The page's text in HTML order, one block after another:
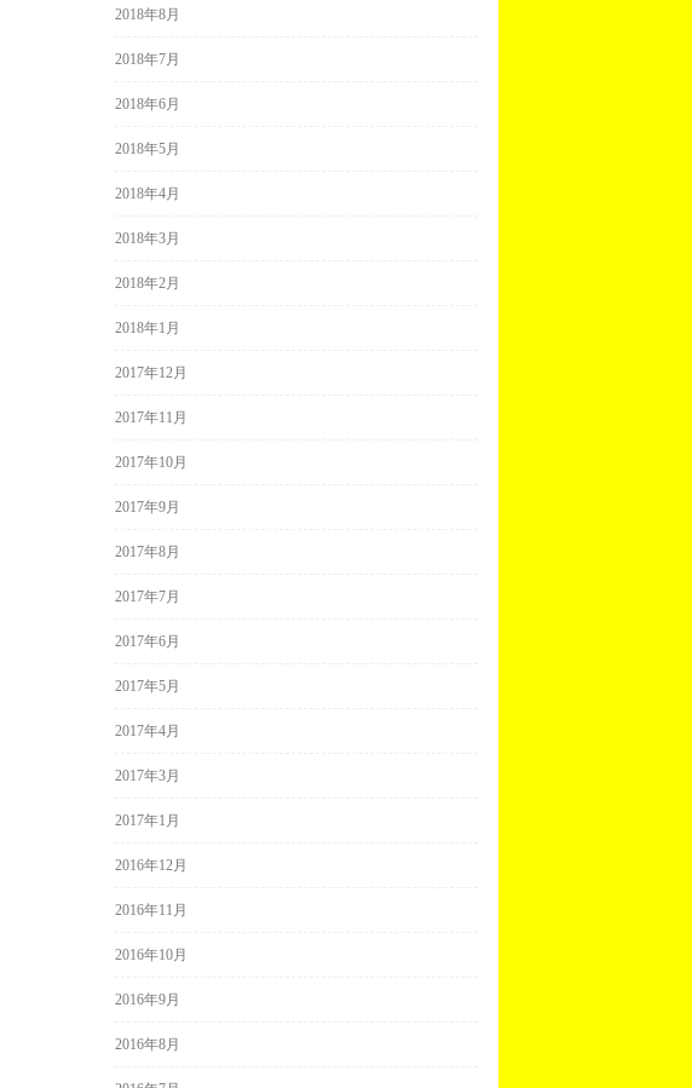
2018年8月
2018年7月
2018年6月
2018年5月
2018年4月
2018年3月
2018年2月
2018年1月
2017年12月
2017年11月
2017年10月
2017年9月
2017年8月
2017年7月
2017年6月
2017年5月
2017年4月
2017年3月
2017年1月
2016年12月
2016年11月
2016年10月
2016年9月
2016年8月